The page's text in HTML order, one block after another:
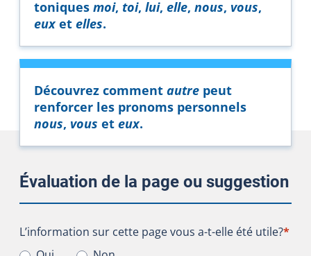
toniques moi, toi, lui, elle, nous, vous,
euxet elles.
Découvrez comment autre peut
renforcer les pronoms personnels
nous, vous et eux.
Évaluation de la page ou suggestion
L’information sur cette page vous a-t-elle été utile?
L’information sur cette page vous a-t-elle été utile?*